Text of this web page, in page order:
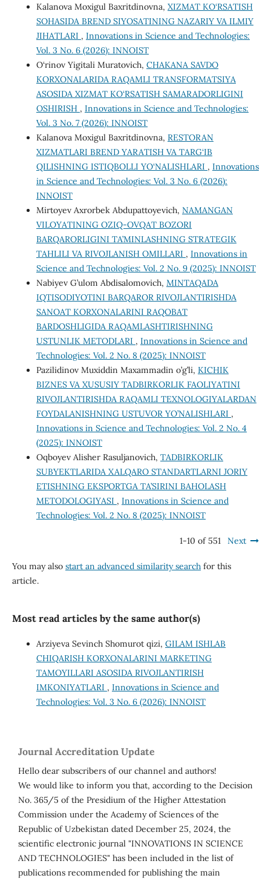
Kalanova Moxigul Baxritdinovna, XIZMAT KO‘RSATISH
SOHASIDA BREND SIYOSATINING NAZARIY VA ILMIY
JIHATLARI , Innovations in Science and Technologies:
Vol. 3 No. 6 (2026): INNOIST
O‘rinov Yigitali Muratovich, CHAKANA SAVDO
KORXONALARIDA RAQAMLI TRANSFORMATSIYA
ASOSIDA XIZMAT KO‘RSATISH SAMARADORLIGINI
OSHIRISH , Innovations in Science and Technologies:
Vol. 3 No. 7 (2026): INNOIST
Kalanova Moxigul Baxritdinovna, RESTORAN
XIZMATLARI BREND YARATISH VA TARG‘IB
QILISHNING ISTIQBOLLI YO‘NALISHLARI , Innovations
in Science and Technologies: Vol. 3 No. 6 (2026):
INNOIST
Mirtoyev Axrorbek Abdupattoyevich, NAMANGAN
VILOYATINING OZIQ-OVQAT BOZORI
BARQARORLIGINI TA’MINLASHNING STRATEGIK
TAHLILI VA RIVOJLANISH OMILLARI , Innovations in
Science and Technologies: Vol. 2 No. 9 (2025): INNOIST
Nabiyev G’ulom Abdisalomovich, MINTAQADA
IQTISODIYOTINI BARQAROR RIVOJLANTIRISHDA
SANOAT KORХONALARINI RAQOBAT
BARDOSHLIGIDA RAQAMLASHTIRISHNING
USTUNLIK METODLARI , Innovations in Science and
Technologies: Vol. 2 No. 8 (2025): INNOIST
Pazilidinov Muxiddin Maxammadin o’g’li, KICHIK
BIZNES VA XUSUSIY TADBIRKORLIK FAOLIYATINI
RIVOJLANTIRISHDA RAQAMLI TEXNOLOGIYALARDAN
FOYDALANISHNING USTUVOR YO’NALISHLARI ,
Innovations in Science and Technologies: Vol. 2 No. 4
(2025): INNOIST
Oqboyev Alisher Rasuljanovich, TADBIRKORLIK
SUBYEKTLARIDA XALQARO STANDARTLARNI JORIY
ETISHNING EKSPORTGA TA’SIRINI BAHOLASH
METODOLOGIYASI , Innovations in Science and
Technologies: Vol. 2 No. 8 (2025): INNOIST
1-10 of 551 Next
You may also start an advanced similarity searchfor this
article.
Most read articles by the same author(s)
Arziyeva Sevinch Shomurot qizi, GILAM ISHLAB
CHIQARISH KORXONALARINI MARKETING
TAMOYILLARI ASOSIDA RIVOJLANTIRISH
IMKONIYATLARI , Innovations in Science and
Technologies: Vol. 3 No. 6 (2026): INNOIST
Journal Accreditation Update
Hello dear subscribers of our channel and authors!
We would like to inform you that, according to the Decision
No. 365/5 of the Presidium of the Higher Attestation
Commission under the Academy of Sciences of the
Republic of Uzbekistan dated December 25, 2024, the
scientific electronic journal "INNOVATIONS IN SCIENCE
AND TECHNOLOGIES" has been included in the list of
publications recommended for publishing the main